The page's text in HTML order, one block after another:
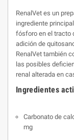
RenalVet es un
ingrediente
fósforo en el tracto
adición de
RenalVet también
las posibles
renal alterada en
Ingredientes
Carbonato de
mg